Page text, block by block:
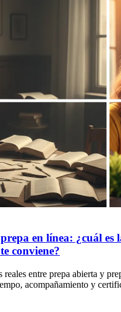
en línea: ¿cuál es
conviene?
reales entre prepa abierta y
acompañamiento y